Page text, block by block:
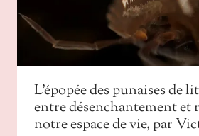
L’épopée des punaises de
entre désenchantement et
notre espace de vie, par